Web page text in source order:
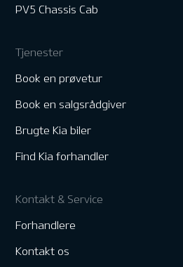
PV5 Chassis Cab
Tjenester
Book en prøvetur
Book en salgsrådgiver
Brugte Kia biler
Find Kia forhandler
Kontakt & Service
Forhandlere
Kontakt os